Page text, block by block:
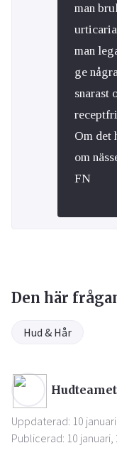
man
man
ge
snarast
Om det
om
FN
Den här
Hud & Hår
Hudteamet
Uppdaterad: 10
Publicerad: 10 januari,